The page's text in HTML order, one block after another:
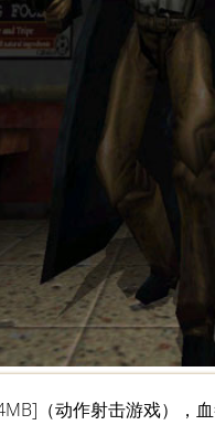
（动作射击游戏），